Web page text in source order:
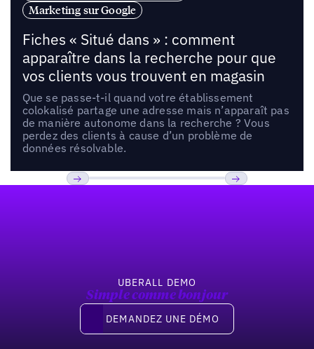
Marketing sur Google
Fiches « Situé dans » : comment
apparaître dans la recherche pour que
vos clients vous trouvent en magasin
Que se passe-t-il quand votre établissement
colokalisé partage une adresse mais n’apparaît pas
de manière autonome dans la recherche ? Vous
perdez des clients à cause d’un problème de
données résolvable.
UBERALL DEMO
Simple comme bonjour
Demandez une démo
DEMANDEZ UNE DÉMO